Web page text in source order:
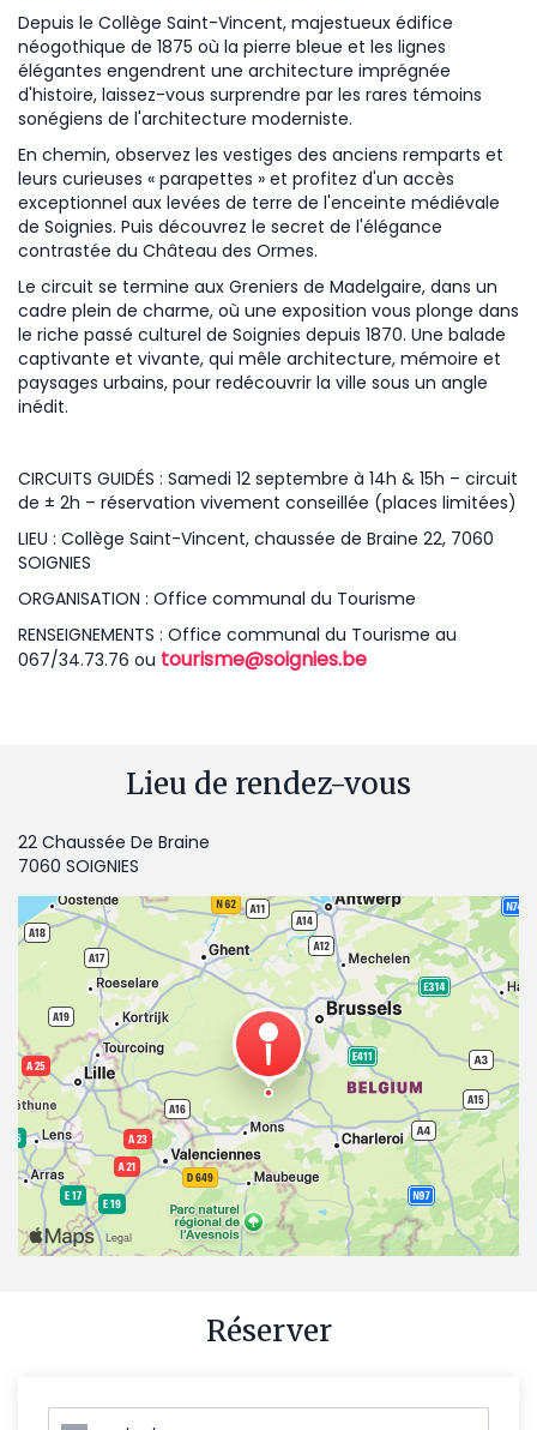
Depuis le Collège Saint-Vincent, majestueux édifice
néogothique de 1875 où la pierre bleue et les lignes
élégantes engendrent une architecture imprégnée
d'histoire, laissez-vous surprendre par les rares témoins
sonégiens de l'architecture moderniste.
En chemin, observez les vestiges des anciens remparts et
leurs curieuses « parapettes » et profitez d'un accès
exceptionnel aux levées de terre de l'enceinte médiévale
de Soignies. Puis découvrez le secret de l'élégance
contrastée du Château des Ormes.
Le circuit se termine aux Greniers de Madelgaire, dans un
cadre plein de charme, où une exposition vous plonge dans
le riche passé culturel de Soignies depuis 1870. Une balade
captivante et vivante, qui mêle architecture, mémoire et
paysages urbains, pour redécouvrir la ville sous un angle
inédit.
CIRCUITS GUIDÉS : Samedi 12 septembre à 14h & 15h – circuit
de ± 2h – réservation vivement conseillée (places limitées)
LIEU : Collège Saint-Vincent, chaussée de Braine 22, 7060
SOIGNIES
ORGANISATION : Office communal du Tourisme
RENSEIGNEMENTS : Office communal du Tourisme au
067/34.73.76 ou tourisme@soignies.be
Lieu de rendez-vous
22 Chaussée De Braine
7060 SOIGNIES
Réserver